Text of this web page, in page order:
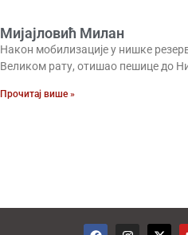
Мијајловић Милан
Након мобилизације у нишке
Великом рату, отишао пешице до
Прочитај више »